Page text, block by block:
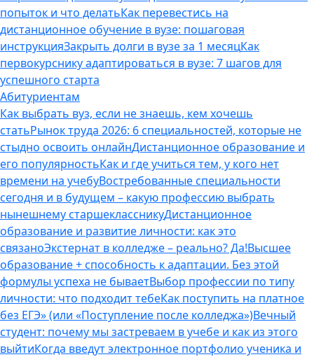
попыток и что делатьКак перевестись на
дистанционное обучение в вузе: пошаговая
инструкцияЗакрыть долги в вузе за 1 месяцКак
первокурснику адаптироваться в вузе: 7 шагов для
успешного старта
Абитуриентам
Как выбрать вуз, если не знаешь, кем хочешь
статьРынок труда 2026: 6 специальностей, которые не
стыдно освоить онлайнДистанционное образование и
его популярностьКак и где учиться тем, у кого нет
времени на учебуВостребованные специальности
сегодня и в будущем – какую профессию выбрать
нынешнему старшеклассникуДистанционное
образование и развитие личности: как это
связаноЭкстернат в колледже – реально? Да!Высшее
образование + способность к адаптации. Без этой
формулы успеха не бываетВыбор профессии по типу
личности: что подходит тебеКак поступить на платное
без ЕГЭ» (или «Поступление после колледжа»)Вечный
студент: почему мы застреваем в учебе и как из этого
выйтиКогда введут электронное портфолио ученика и